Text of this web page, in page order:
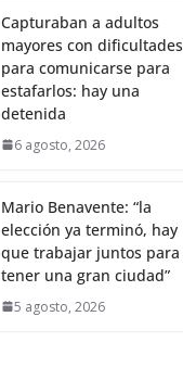
Capturaban a adultos
mayores con dificultades
para comunicarse para
estafarlos: hay una
detenida
6 agosto, 2026
Mario Benavente: “la
elección ya terminó, hay
que trabajar juntos para
tener una gran ciudad”
5 agosto, 2026